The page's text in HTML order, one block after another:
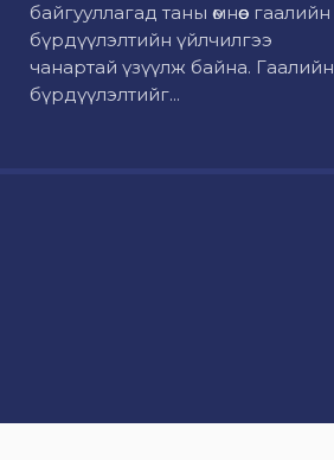
байгууллагад таны өмнөөс гаалийн
бүрдүүлэлтийн үйлчилгээ
чанартай үзүүлж байна. Гаалийн
бүрдүүлэлтийг...